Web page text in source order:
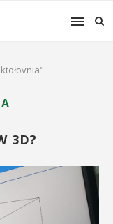
3D?